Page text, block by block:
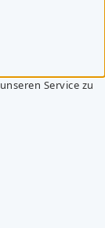
Service zu